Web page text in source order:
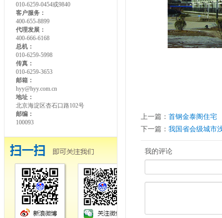
010-6259-0454或9840
客户服务：
400-655-8899
代理发展：
400-666-6168
总机：
010-6259-5998
传真：
010-6259-3653
邮箱：
hyy@hyy.com.cn
地址：
北京海淀区杏石口路102号
邮编：
100093
上一篇： 首钢金泰阁住宅
下一篇： 我国省会级城市
我的评论